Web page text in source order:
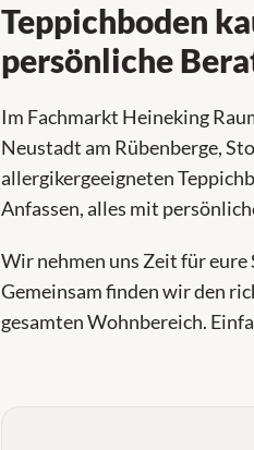
Teppichboden
persönliche
Im Fachmarkt Heineking
Neustadt am Rübenberge,
allergikergeeigneten
Anfassen, alles mit
Wir nehmen uns Zeit für
Gemeinsam finden wir den
gesamten Wohnbereich.